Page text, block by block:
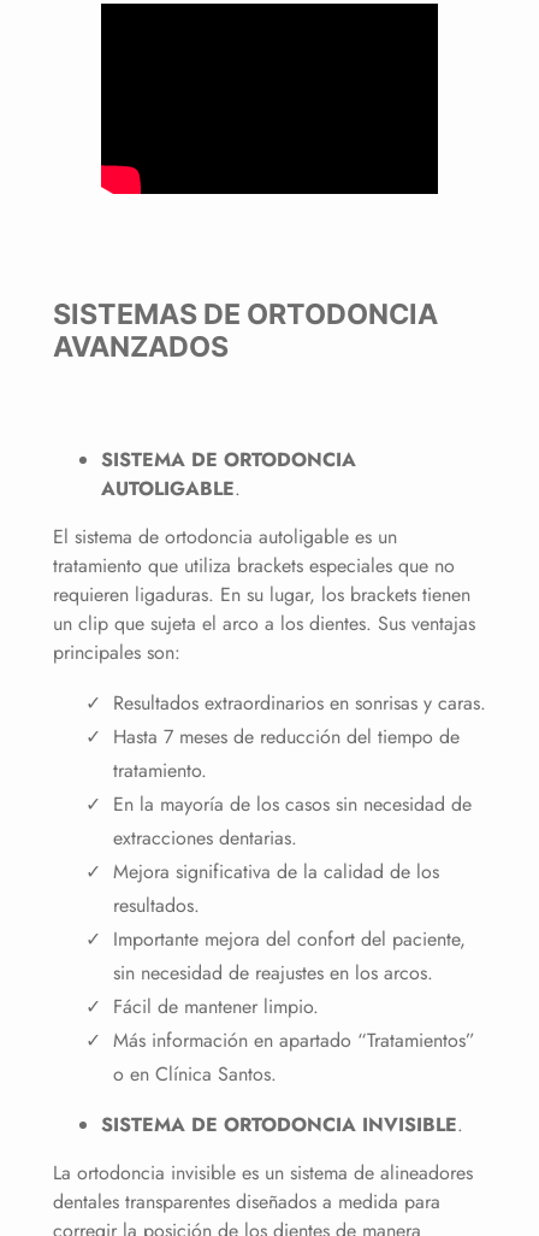
SISTEMAS DE ORTODONCIA
AVANZADOS
SISTEMA DE ORTODONCIA
AUTOLIGABLE.
El sistema de ortodoncia autoligable es un
tratamiento que utiliza brackets especiales que no
requieren ligaduras. En su lugar, los brackets tienen
un clip que sujeta el arco a los dientes. Sus ventajas
principales son:
Resultados extraordinarios en sonrisas y caras.
Hasta 7 meses de reducción del tiempo de
tratamiento.
En la mayoría de los casos sin necesidad de
extracciones dentarias.
Mejora significativa de la calidad de los
resultados.
Importante mejora del confort del paciente,
sin necesidad de reajustes en los arcos.
Fácil de mantener limpio.
Más información en apartado “Tratamientos”
o en Clínica Santos.
SISTEMA DE ORTODONCIA INVISIBLE.
La ortodoncia invisible es un sistema de alineadores
dentales transparentes diseñados a medida para
corregir la posición de los dientes de manera